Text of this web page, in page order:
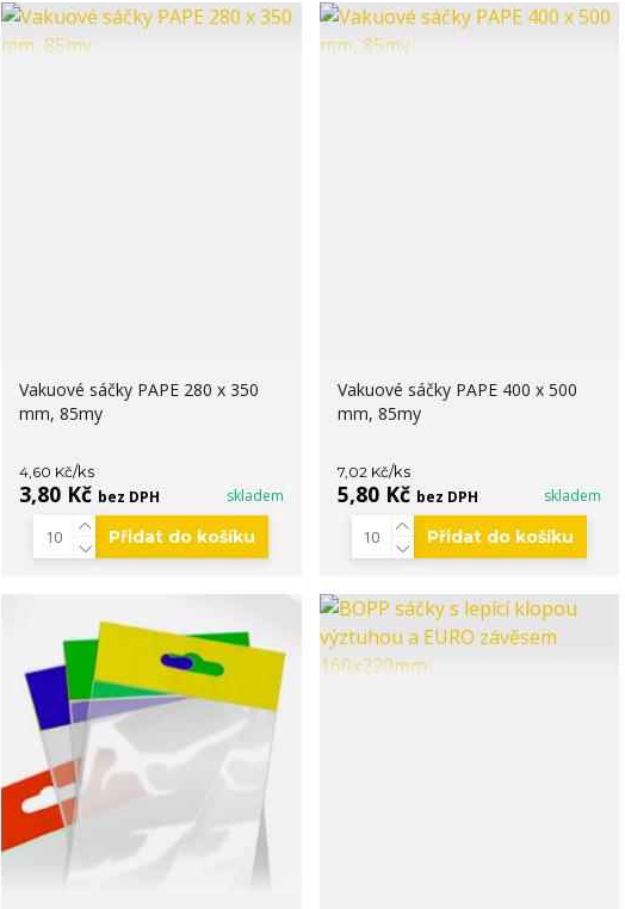
Vakuové sáčky PAPE 280 x 350
mm, 85my
4,60 Kč/ks
3,80 Kč bez DPH skladem
Přidat do košíku
Vakuové sáčky PAPE 400 x 500
mm, 85my
7,02 Kč/ks
5,80 Kč bez DPH skladem
Přidat do košíku